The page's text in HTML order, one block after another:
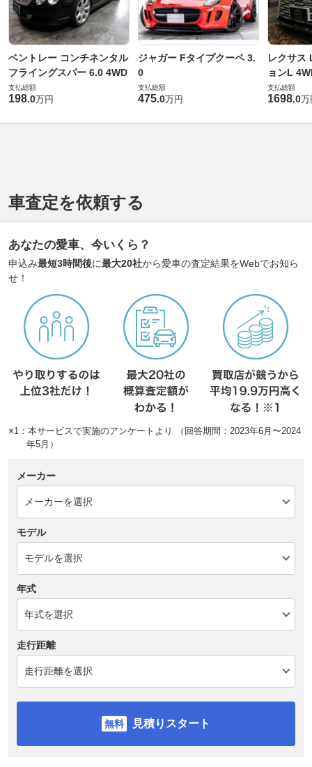
ベントレー コンチネンタル
フライングスパー 6.0 4WD
支払総額
198.0万円
ジャガー Fタイプクーペ 3.
0
支払総額
475.0万円
レクサス
ョンL
支払総額
1698.0万
車査定を依頼する
あなたの愛車、今いくら？
申込み最短3時間後に最大20社から愛車の査定結果をWebでお知ら
せ！
※1：本サービスで実施のアンケートより （回答期間：2023年6月〜2024
年5月）
メーカー
モデル
年式
走行距離
見積りスタート